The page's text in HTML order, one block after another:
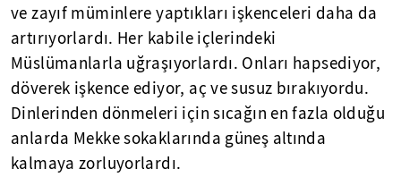
ve zayıf müminlere yaptıkları işkenceleri daha da
artırıyorlardı. Her kabile içlerindeki
Müslümanlarla uğraşıyorlardı. Onları hapsediyor,
döverek işkence ediyor, aç ve susuz bırakıyordu.
Dinlerinden dönmeleri için sıcağın en fazla olduğu
anlarda Mekke sokaklarında güneş altında
kalmaya zorluyorlardı.